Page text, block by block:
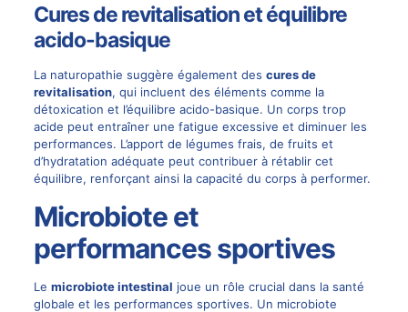
Cures de revitalisation et équilibre
acido-basique
La naturopathie suggère également des cures de
revitalisation, qui incluent des éléments comme la
détoxication et l’équilibre acido-basique. Un corps trop
acide peut entraîner une fatigue excessive et diminuer les
performances. L’apport de légumes frais, de fruits et
d’hydratation adéquate peut contribuer à rétablir cet
équilibre, renforçant ainsi la capacité du corps à performer.
Microbiote et
performances sportives
Le microbiote intestinal joue un rôle crucial dans la santé
globale et les performances sportives. Un microbiote